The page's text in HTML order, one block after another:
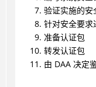
验证实施的安
针对安全要求
准备认证包
转发认证包
由 DAA 决定